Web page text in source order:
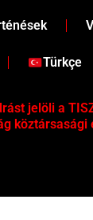
Türkçe
jelöli a
köztársasági